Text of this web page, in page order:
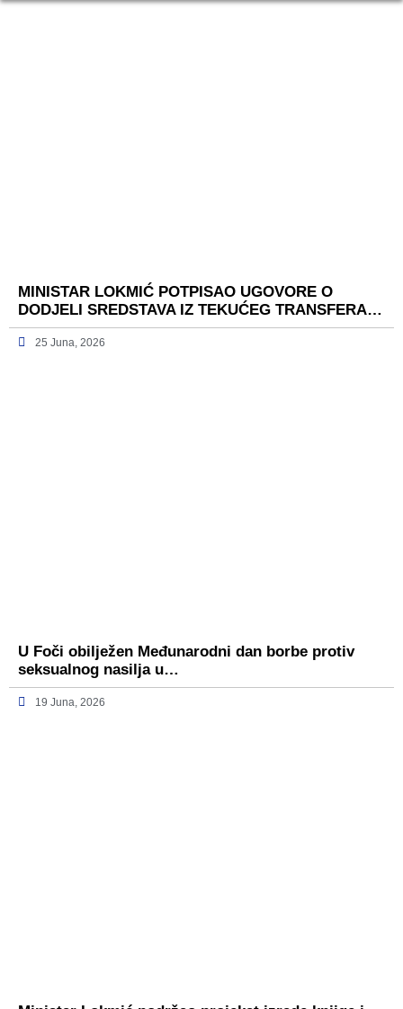
MINISTAR LOKMIĆ POTPISAO UGOVORE O
DODJELI SREDSTAVA IZ TEKUĆEG TRANSFERA…
25 Juna, 2026
U Foči obilježen Međunarodni dan borbe protiv
seksualnog nasilja u…
19 Juna, 2026